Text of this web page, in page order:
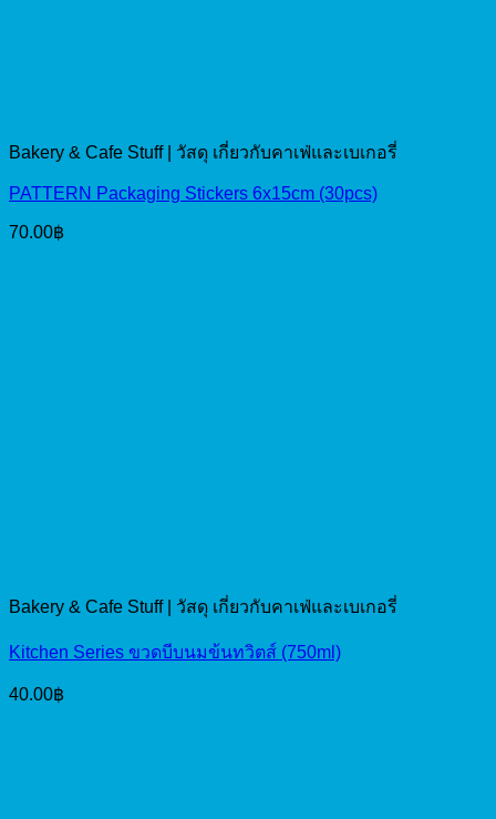
Bakery & Cafe Stuff | วัสดุ เกี่ยวกับคาเฟ่และเบเกอรี่
PATTERN Packaging Stickers 6x15cm (30pcs)
70.00฿
Bakery & Cafe Stuff | วัสดุ เกี่ยวกับคาเฟ่และเบเกอรี่
Kitchen Series ขวดบีบนมข้นทวิตส์ (750ml)
40.00฿